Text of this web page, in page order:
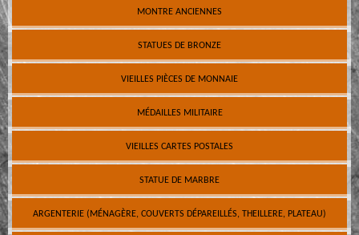
MONTRE ANCIENNES
STATUES DE BRONZE
VIEILLES PIÈCES DE MONNAIE
MÉDAILLES MILITAIRE
VIEILLES CARTES POSTALES
STATUE DE MARBRE
ARGENTERIE (MÉNAGÈRE, COUVERTS DÉPAREILLÉS, THEILLERE, PLATEAU)